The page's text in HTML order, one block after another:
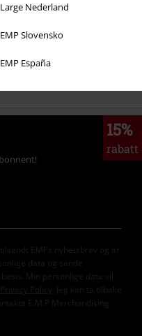
Large Nederland
EMP Slovensko
EMP España
15%
rabatt
EMPs nyhetsbrev og at
data og sende
Min personlige data vil
Policy
. Jeg kan ta tilbake
E.M.P Merchandising